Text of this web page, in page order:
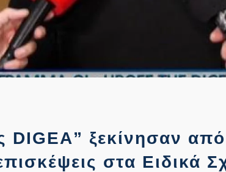
DIGEA” ξεκίνησαν από
στα Ειδικά